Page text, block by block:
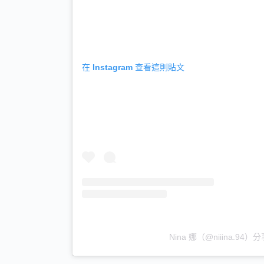
在 Instagram 查看這則貼文
Nina 娜（@niiina.94）分